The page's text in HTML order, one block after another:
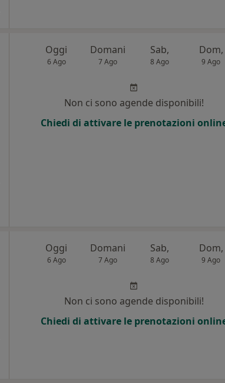
Oggi
6 Ago
Domani
7 Ago
Sab,
8 Ago
Dom,
9 Ago
Non ci sono agende disponibili!
Chiedi di attivare le prenotazioni
Oggi
6 Ago
Domani
7 Ago
Sab,
8 Ago
Dom,
9 Ago
Non ci sono agende disponibili!
Chiedi di attivare le prenotazioni